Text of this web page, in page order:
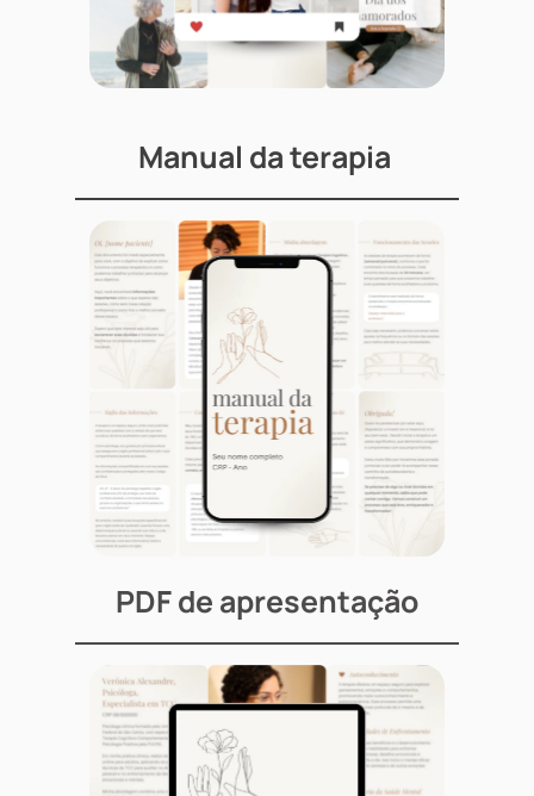
PDF de apresentação
Manual da terapia